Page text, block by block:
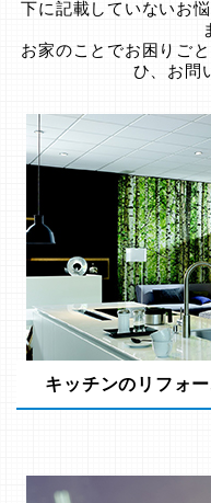
下に記載していないお
お家のことでお困りご
ひ、お問
キッチンのリフォ